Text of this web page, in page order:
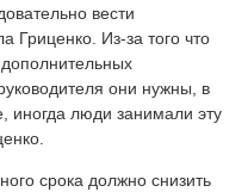
вести
Гриценко. Из-за того что
они нужны, в
иногда люди занимали эту
срока должно снизить